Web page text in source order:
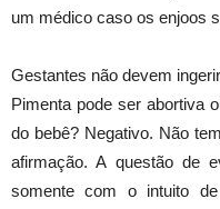
um médico caso os enjoos
Gestantes não devem
Pimenta pode ser abortiva
do bebê? Negativo. Não
afirmação. A questão de
somente com o intuito